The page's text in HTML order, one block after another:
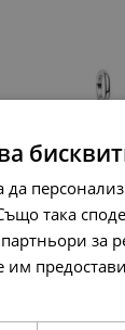
Pandora
ТРЪНИ
лв. 55.
да
така
им